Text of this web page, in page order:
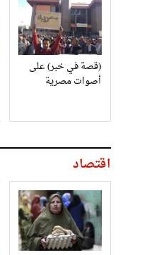
(قصة في خبر) على
أصوات مصرية
اقتصاد